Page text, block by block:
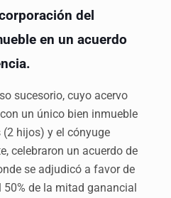
del
en un acuerdo
sucesorio, cuyo acervo
un único bien inmueble
hijos) y el cónyuge
celebraron un acuerdo de
se adjudicó a favor de
de la mitad ganancial